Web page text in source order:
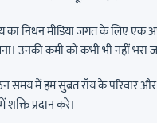
का निधन मीडिया जगत के लिए एक
उनकी कमी को कभी भी नहीं भरा
समय में हम सुब्रत रॉय के परिवार और
शक्ति प्रदान करे।